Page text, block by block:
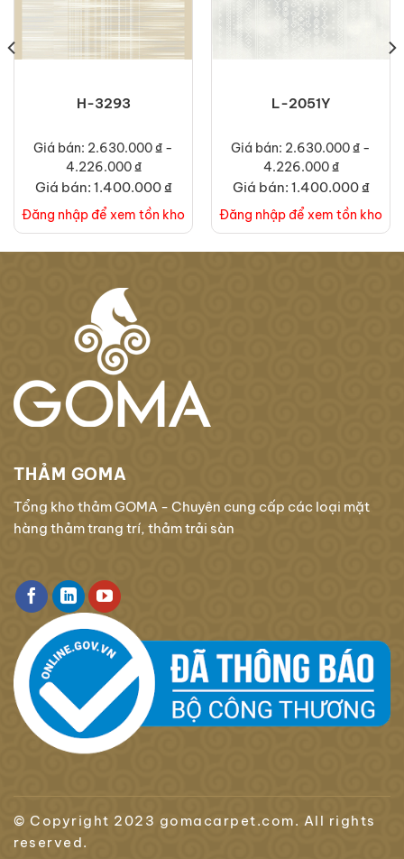
H-3293
Giá bán: 2.630.000 ₫ -
4.226.000 ₫
Giá bán: 1.400.000 ₫
Đăng nhập để xem tồn kho
L-2051Y
Giá bán: 2.630.000 ₫ -
4.226.000 ₫
Giá bán: 1.400.000 ₫
Đăng nhập để xem tồn kho
THẢM GOMA
Tổng kho thảm GOMA - Chuyên cung cấp các loại mặt
hàng thảm trang trí, thảm trải sàn
© Copyright 2023 gomacarpet.com. All rights
reserved.